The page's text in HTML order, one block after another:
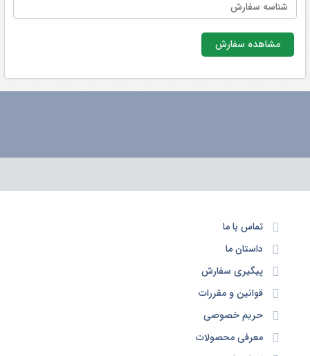
مشاهده سفارش
مبلغ قابل پرداخت:
وضعیت پرداخت:
تلفن
شیوه ارسال:
تماس با ما
داستان ما
پیگیری سفارش
قوانین و مقررات
حریم خصوصی
معرفی محصولات